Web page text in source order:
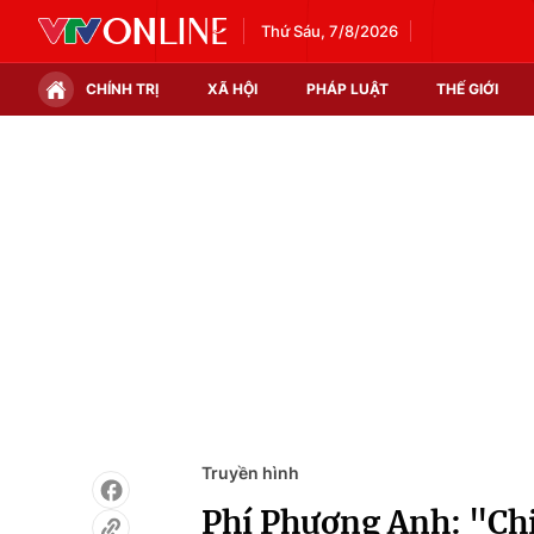
Thứ Sáu, 7/8/2026
CHÍNH TRỊ XÃ HỘI PHÁP LUẬT THẾ GIỚI
Truyền hình
Phí Phương Anh: